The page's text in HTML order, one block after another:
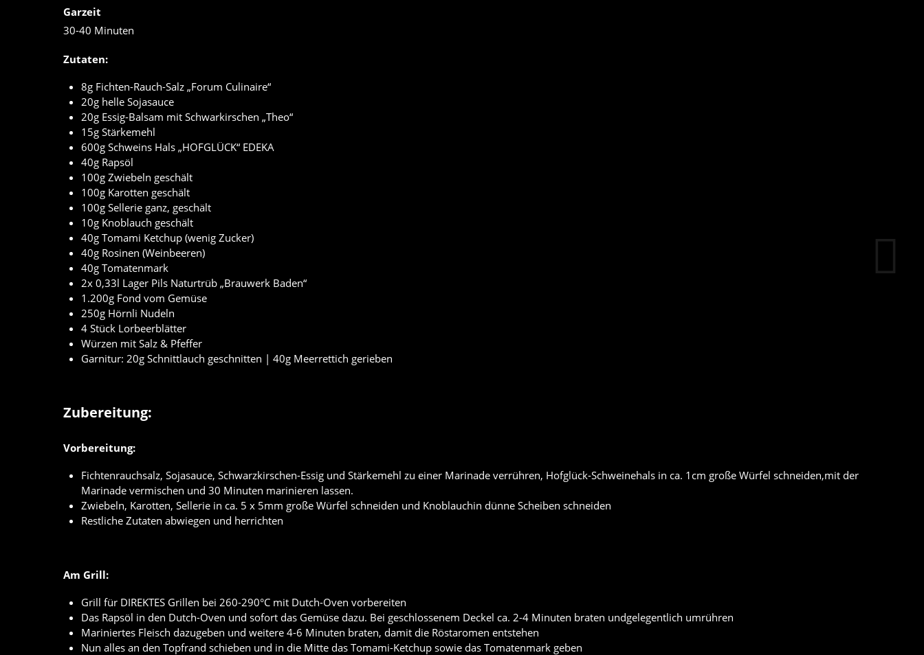
Garzeit
30-40 Minuten
Zutaten:
8g Fichten-Rauch-Salz „Forum Culinaire“
20g helle Sojasauce
20g Essig-Balsam mit Schwarkirschen „Theo“
15g Stärkemehl
600g Schweins Hals „HOFGLÜCK“ EDEKA
40g Rapsöl
100g Zwiebeln geschält
100g Karotten geschält
100g Sellerie ganz, geschält
10g Knoblauch geschält
40g Tomami Ketchup (wenig Zucker)
40g Rosinen (Weinbeeren)
40g Tomatenmark
2x 0,33l Lager Pils Naturtrüb „Brauwerk Baden“
1.200g Fond vom Gemüse
250g Hörnli Nudeln
4 Stück Lorbeerblätter
Würzen mit Salz & Pfeffer
Garnitur: 20g Schnittlauch geschnitten | 40g Meerrettich gerieben
Zubereitung:
Vorbereitung:
Fichtenrauchsalz, Sojasauce, Schwarzkirschen-Essig und Stärkemehl zu einer Marinade verrühren, Hofglück-Schweinehals in ca. 1cm große Würfel schneiden,mit der
Marinade vermischen und 30 Minuten marinieren lassen.
Zwiebeln, Karotten, Sellerie in ca. 5 x 5mm große Würfel schneiden und Knoblauchin dünne Scheiben schneiden
Restliche Zutaten abwiegen und herrichten
Am Grill:
Grill für DIREKTES Grillen bei 260-290°C mit Dutch-Oven vorbereiten
Das Rapsöl in den Dutch-Oven und sofort das Gemüse dazu. Bei geschlossenem Deckel ca. 2-4 Minuten braten undgelegentlich umrühren
Mariniertes Fleisch dazugeben und weitere 4-6 Minuten braten, damit die Röstaromen entstehen
Nun alles an den Topfrand schieben und in die Mitte das Tomami-Ketchup sowie das Tomatenmark geben